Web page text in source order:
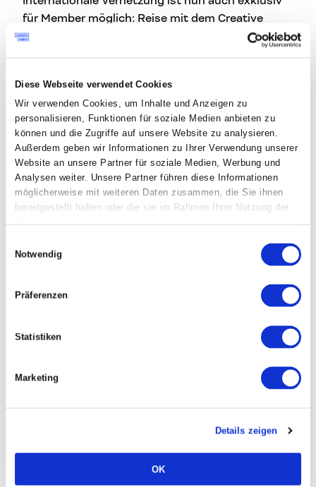
Diese Webseite verwendet Cookies
Wir verwenden Cookies, um Inhalte und Anzeigen zu
personalisieren, Funktionen für soziale Medien anbieten zu
können und die Zugriffe auf unsere Website zu analysieren.
Außerdem geben wir Informationen zu Ihrer Verwendung unserer
Website an unsere Partner für soziale Medien, Werbung und
Analysen weiter. Unsere Partner führen diese Informationen
möglicherweise mit weiteren Daten zusammen, die Sie ihnen
bereitgestellt haben oder die sie im Rahmen Ihrer Nutzung der
Notwendig
Präferenzen
Statistiken
Marketing
Details zeigen
OK
für Member möglich: Reise mit dem Creative
Region Team und anderen Member nach Mailand
des guten Designs – Mailand! Wir sorgen für ein
inspirierendes Programm und connecten dich
gezielt mit aufstrebenden Creatives.
Das erwartet dich in Mailand:
die spannendsten Events rund um die Salone
sammle einmalige Kontakte